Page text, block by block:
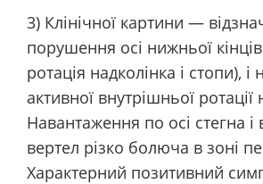
3) Клінічної картини —
порушення осі нижньої
ротація надколінка і стопи),
активної внутрішньої ротації
Навантаження по осі стегна і
вертел різко болюча в зоні
Характерний позитивний